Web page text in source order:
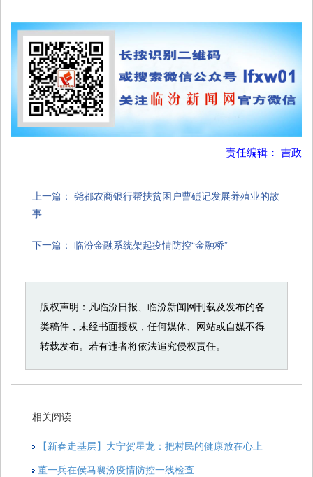
责任编辑： 吉政
上一篇： 尧都农商银行帮扶贫困户曹磑记发展养殖业的故
事
下一篇： 临汾金融系统架起疫情防控“金融桥”
版权声明：凡临汾日报、临汾新闻网刊载及发布的各
类稿件，未经书面授权，任何媒体、网站或自媒不得
转载发布。若有违者将依法追究侵权责任。
相关阅读
【新春走基层】大宁贺星龙：把村民的健康放在心上
董一兵在侯马襄汾疫情防控一线检查